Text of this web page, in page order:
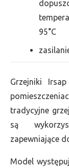
95°C
Grzejniki
tradycyjne
są
zapewniające
Model